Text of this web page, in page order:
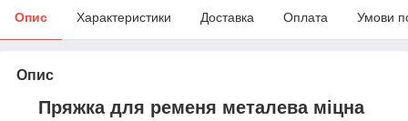
Опис Характеристики Доставка Оплата Умови
Опис
Пряжка для ременя металева міцна